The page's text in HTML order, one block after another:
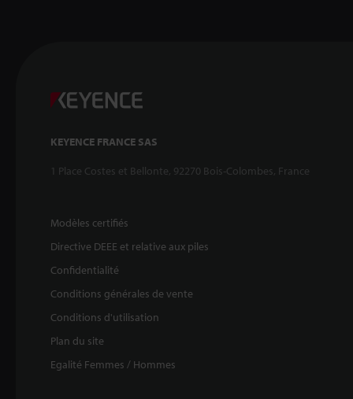
KEYENCE FRANCE SAS
1 Place Costes et Bellonte, 92270 Bois-Colombes, France
Modèles certifiés
Directive DEEE et relative aux piles
Confidentialité
Conditions générales de vente
Conditions d'utilisation
Plan du site
Egalité Femmes / Hommes